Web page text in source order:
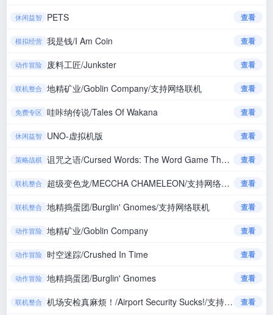
休闲益智 PETS 查看
模拟经营 我是钱/I Am Coin 查看
动作冒险 废料工匠/Junkster 查看
联机整合 地精矿业/Goblin Company/支持网络联机 查看
免费专区 哇咔纳传说/Tales Of Wakana 查看
休闲益智 UNO-虚拟机版 查看
策略战棋 诅咒之语/Cursed Words: The Word Game That Isn't 查看
联机整合 超级变色龙/MECCHA CHAMELEON/支持网络联机 查看
联机整合 地精捣蛋团/Burglin' Gnomes/支持网络联机 查看
动作冒险 地精矿业/Goblin Company 查看
动作冒险 时空迷踪/Crushed In Time 查看
动作冒险 地精捣蛋团/Burglin' Gnomes 查看
联机整合 机场安检真麻烦！/Airport Security Sucks!/支持网络联机 查看